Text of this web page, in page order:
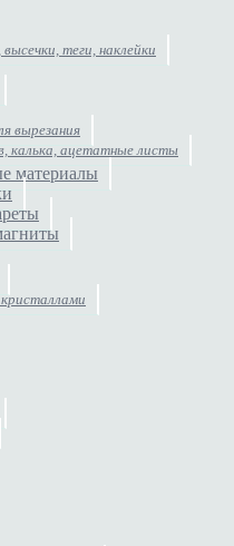
теги, наклейки
вырезания
калька, ацетатные листы
материалы